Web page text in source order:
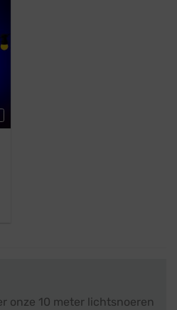
onze 10 meter lichtsnoeren